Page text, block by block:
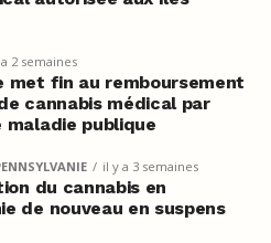
2 semaines
met fin au remboursement
cannabis médical par
maladie publique
il y a 3 semaines
du cannabis en
de nouveau en suspens